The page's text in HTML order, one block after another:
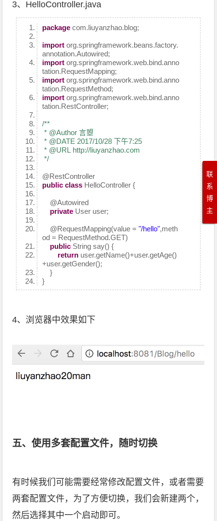
3、HelloController.java
package com.liuyanzhao.blog;
import org.springframework.beans.factory.
annotation.Autowired;
import org.springframework.web.bind.anno
tation.RequestMapping;
import org.springframework.web.bind.anno
tation.RequestMethod;
import org.springframework.web.bind.anno
tation.RestController;
/**
* @Author 言曌
* @DATE 2017/10/28 下午7:25
* @URL http://liuyanzhao.com
*/
@RestController
public class HelloController {
@Autowired
private User user;
@RequestMapping(value ="/hello",meth
od = RequestMethod.GET)
public String say() {
return user.getName()+user.getAge()
+user.getGender();
}
}
4、浏览器中效果如下
五、使用多套配置文件，随时切换
有时候我们可能需要经常修改配置文件，或者需要
两套配置文件，为了方便切换，我们会新建两个，
然后选择其中一个启动即可。
联
系
博
主